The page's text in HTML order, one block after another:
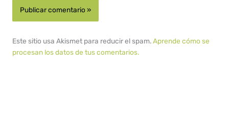
Este sitio usa Akismet para reducir el spam.Aprende cómo se
procesan los datos de tus comentarios.